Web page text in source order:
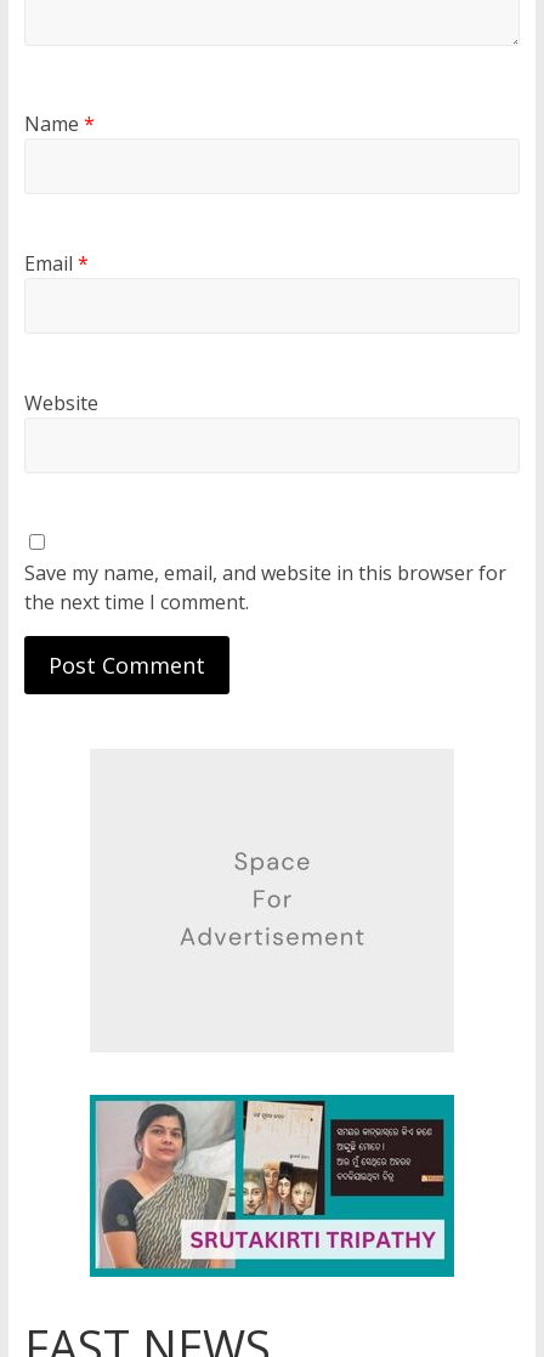
Name *
Email *
Website
Save my name, email, and website in this browser for
the next time I comment.